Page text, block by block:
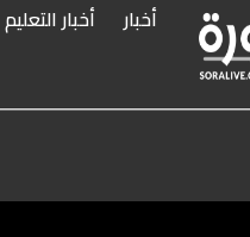
أخبار أخبار التعليم